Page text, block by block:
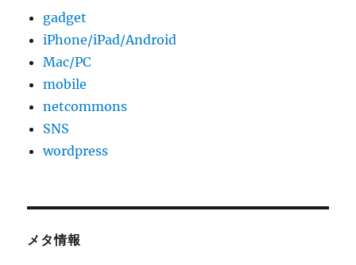
gadget
iPhone/iPad/Android
Mac/PC
mobile
netcommons
SNS
wordpress
メタ情報